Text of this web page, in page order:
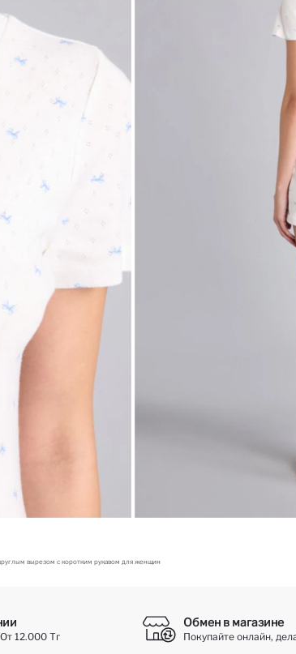
вырезом с коротким рукавом для женщин
12.000 Тг
Обмен в магазине
Покупайте онлайн,